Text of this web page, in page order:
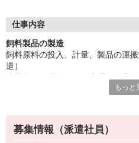
す。20代から40代の方々が活躍中
があります。詳細はオペレーター
『テクノ・サービス』は、派遣業
全国にあるお仕事の中から、一
安全管理体制も万全ですので安
登録方法は、【オンライン】【電
仕事内容
飼料製品の製造
飼料原料の投入、計量、製品の運
遣）
ォークリフトの資格をお持ちの方
もっと
募集情報（派遣社員）